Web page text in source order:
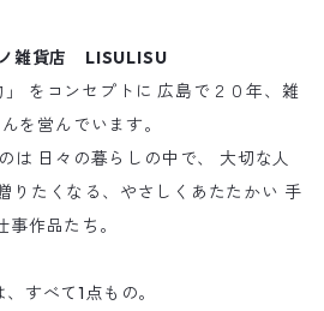
雑貨店 LISULISU
」 をコンセプトに 広島で２０年、雑
を営んでいます。
は 日々の暮らしの中で、 大切な人
りたくなる、やさしくあたたかい 手
事作品たち。
すべて1点もの。